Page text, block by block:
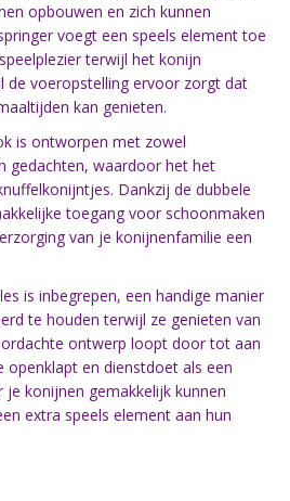
opbouwen en zich kunnen
voegt een speels element toe
terwijl het konijn
de voeropstelling ervoor zorgt dat
kan genieten.
is ontworpen met zowel
gedachten, waardoor het het
Dankzij de dubbele
toegang voor schoonmaken
van je konijnenfamilie een
is inbegrepen, een handige manier
te houden terwijl ze genieten van
ontwerp loopt door tot aan
openklapt en dienstdoet als een
konijnen gemakkelijk kunnen
extra speels element aan hun